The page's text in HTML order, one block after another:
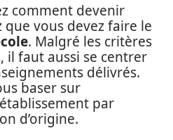
comment devenir
que vous devez faire le
. Malgré les critères
il faut aussi se centrer
délivrés.
baser sur
par
d’origine.